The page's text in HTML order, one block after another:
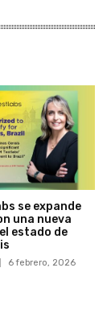
se expande
una nueva
estado de
6 febrero, 2026